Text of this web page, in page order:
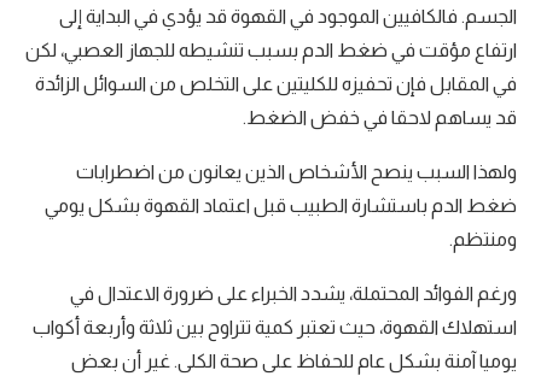
الجسم. فالكافيين الموجود في القهوة قد يؤدي في البداية إلى
ارتفاع مؤقت في ضغط الدم بسبب تنشيطه للجهاز العصبي، لكن
في المقابل فإن تحفيزه للكليتين على التخلص من السوائل الزائدة
قد يساهم لاحقا في خفض الضغط.
ولهذا السبب ينصح الأشخاص الذين يعانون من اضطرابات
ضغط الدم باستشارة الطبيب قبل اعتماد القهوة بشكل يومي
ومنتظم.
ورغم الفوائد المحتملة، يشدد الخبراء على ضرورة الاعتدال في
استهلاك القهوة، حيث تعتبر كمية تتراوح بين ثلاثة وأربعة أكواب
يوميا آمنة بشكل عام للحفاظ على صحة الكلى. غير أن بعض